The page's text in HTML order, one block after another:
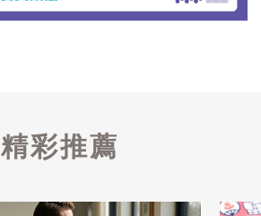
精彩推薦